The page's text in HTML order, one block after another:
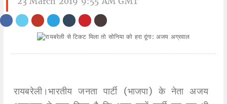
रायबरेली।भारतीय जनता पार्टी (भाजपा) के नेता अजय